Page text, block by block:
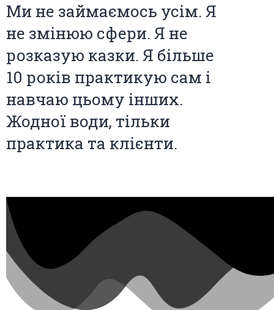
Ми не займаємось усім. Я
не змінюю сфери. Я не
розказую казки. Я більше
10 років практикую сам і
навчаю цьому інших.
Жодної води, тільки
практика та клієнти.